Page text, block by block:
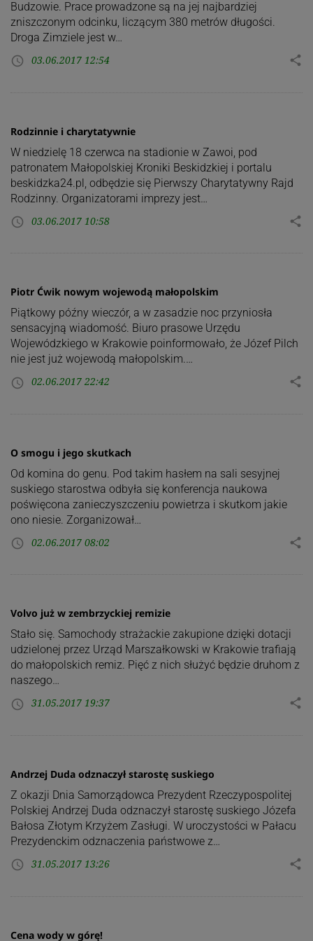
Budzowie. Prace prowadzone są na jej najbardziej
zniszczonym odcinku, liczącym 380 metrów długości.
Droga Zimziele jest w…
access_time 03.06.2017 12:54 share
Rodzinnie i charytatywnie
W niedzielę 18 czerwca na stadionie w Zawoi, pod
patronatem Małopolskiej Kroniki Beskidzkiej i portalu
beskidzka24.pl, odbędzie się Pierwszy Charytatywny Rajd
Rodzinny. Organizatorami imprezy jest…
access_time 03.06.2017 10:58 share
Piotr Ćwik nowym wojewodą małopolskim
Piątkowy późny wieczór, a w zasadzie noc przyniosła
sensacyjną wiadomość. Biuro prasowe Urzędu
Wojewódzkiego w Krakowie poinformowało, że Józef Pilch
nie jest już wojewodą małopolskim.…
access_time 02.06.2017 22:42 share
O smogu i jego skutkach
Od komina do genu. Pod takim hasłem na sali sesyjnej
suskiego starostwa odbyła się konferencja naukowa
poświęcona zanieczyszczeniu powietrza i skutkom jakie
ono niesie. Zorganizował…
access_time 02.06.2017 08:02 share
Volvo już w zembrzyckiej remizie
Stało się. Samochody strażackie zakupione dzięki dotacji
udzielonej przez Urząd Marszałkowski w Krakowie trafiają
do małopolskich remiz. Pięć z nich służyć będzie druhom z
naszego…
access_time 31.05.2017 19:37 share
Andrzej Duda odznaczył starostę suskiego
Z okazji Dnia Samorządowca Prezydent Rzeczypospolitej
Polskiej Andrzej Duda odznaczył starostę suskiego Józefa
Bałosa Złotym Krzyżem Zasługi. W uroczystości w Pałacu
Prezydenckim odznaczenia państwowe z…
access_time 31.05.2017 13:26 share
Cena wody w górę!